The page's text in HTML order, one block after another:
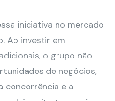
iniciativa no mercado
Ao investir em
o grupo não
de negócios,
concorrência e a